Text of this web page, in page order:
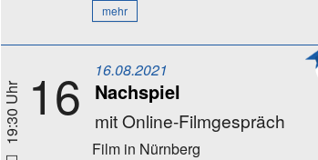
mehr
19:30 Uhr 16 16.08.2021
Nachspiel
mit Online-Filmgespräch
Film in Nürnberg